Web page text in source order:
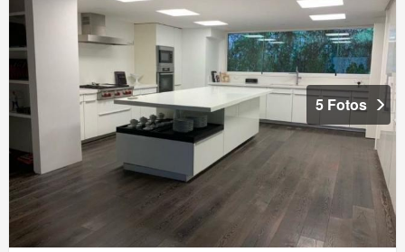
5 Fotos